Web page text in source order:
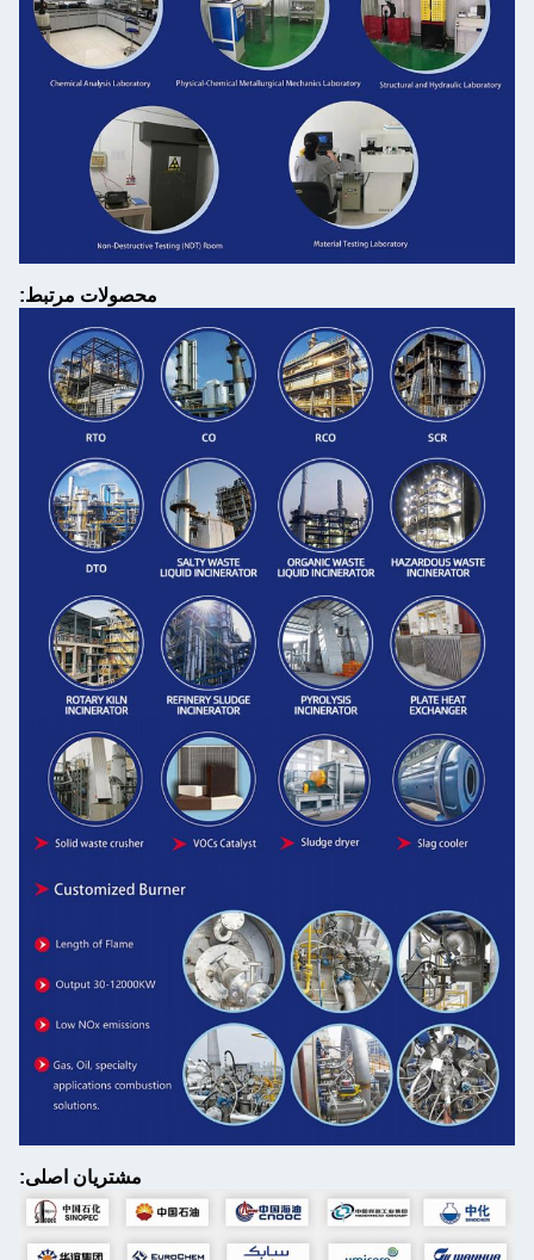
محصولات مرتبط:
مشتریان اصلی: